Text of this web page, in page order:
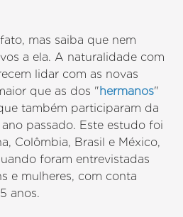
mas saiba que nem
a ela. A naturalidade com
lidar com as novas
que as dos " hermanos"
também participaram da
passado. Este estudo foi
Colômbia, Brasil e México,
foram entrevistadas
e mulheres, com conta
anos.